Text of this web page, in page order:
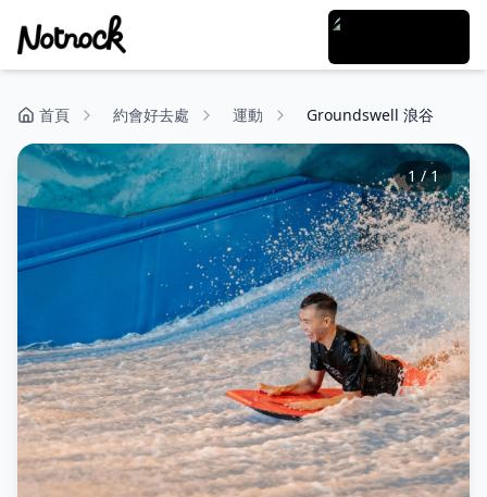
首頁 約會好去處 運動 Groundswell 浪谷
1 /1